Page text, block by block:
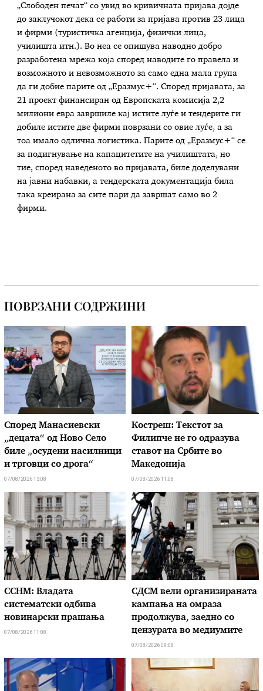
„Слободен печат“ со увид во кривичната пријава дојде
до заклучокот дека се работи за пријава против 23 лица
и фирми (туристичка агенција, физички лица,
училишта итн.). Во неа се опишува наводно добро
разработена мрежа која според наводите го правела и
возможното и невозможното за само една мала група
да ги добие парите од „Еразмус+“. Според пријавата, за
21 проект финансиран од Европската комисија 2,2
милиони евра завршиле кај истите луѓе и тендерите ги
добиле истите две фирми поврзани со овие луѓе, а за
тоа имало одлична логистика. Парите од „Еразмус+“ се
за подигнување на капацитетите на училиштата, но
тие, според наведеното во пријавата, биле доделувани
на јавни набавки, а тендерската документација била
така креирана за сите пари да завршат само во 2
фирми.
ПОВРЗАНИ СОДРЖИНИ
Според Манасиевски
„децата“ од Ново Село
биле „осудени насилници
и трговци со дрога“
07/08/2026 13:08
Костреш: Текстот за
Филипче не го одразува
ставот на Србите во
Македонија
07/08/2026 11:08
ССНМ: Владата
систематски одбива
новинарски прашања
07/08/2026 11:08
СДСМ вели организираната
кампања на омраза
продолжува, заедно со
цензурата во медиумите
07/08/2026 09:08